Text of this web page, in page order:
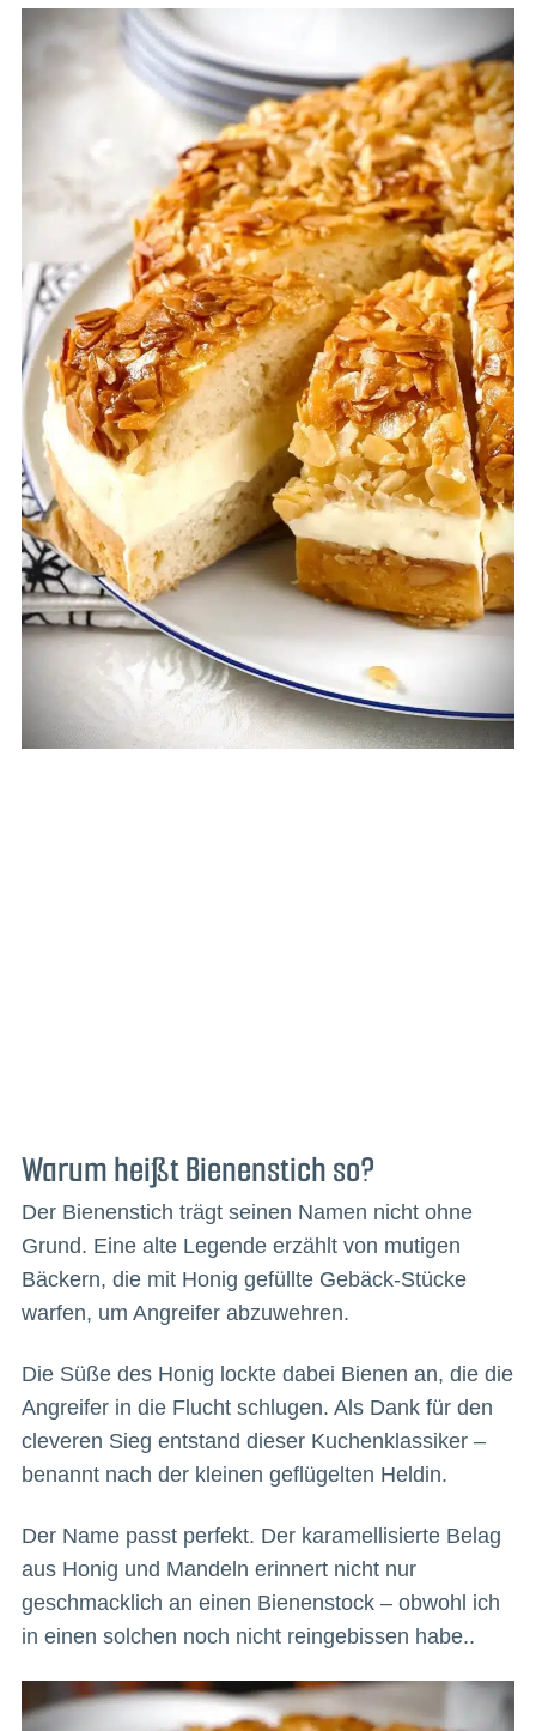
Warum heißt Bienenstich so?
Der Bienenstich trägt seinen Namen nicht ohne
Grund. Eine alte Legende erzählt von mutigen
Bäckern, die mit Honig gefüllte Gebäck-Stücke
warfen, um Angreifer abzuwehren.
Die Süße des Honig lockte dabei Bienen an, die die
Angreifer in die Flucht schlugen. Als Dank für den
cleveren Sieg entstand dieser Kuchenklassiker –
benannt nach der kleinen geflügelten Heldin.
Der Name passt perfekt. Der karamellisierte Belag
aus Honig und Mandeln erinnert nicht nur
geschmacklich an einen Bienenstock – obwohl ich
in einen solchen noch nicht reingebissen habe..